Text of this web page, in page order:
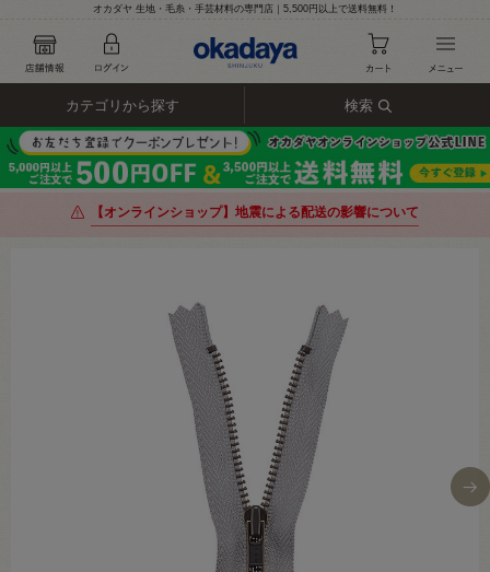
オカダヤ 生地・毛糸・手芸材料の専門店｜5,500円以上で送料無料！
カテゴリから探す 検索
【オンラインショップ】地震による配送の影響について